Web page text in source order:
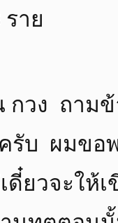
าย
ามข้าพ
ครับ ผมข
เดี๋ยวจะใ